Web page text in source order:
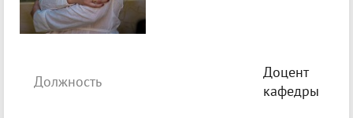
Должность
Доцент
кафедры